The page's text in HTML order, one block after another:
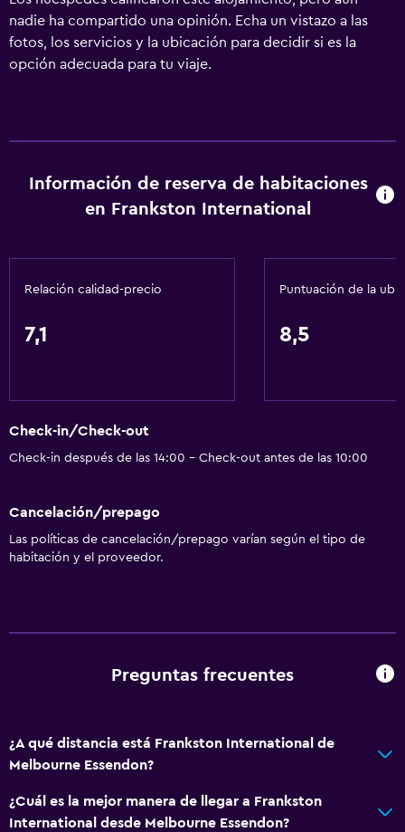
nadie ha compartido una opinión. Echa un vistazo a las
fotos, los servicios y la ubicación para decidir si es la
opción adecuada para tu viaje.
Información de reserva de habitaciones
en Frankston International
Relación calidad-precio
7,1
Puntuación de la
8,5
Check-in/Check-out
Check-in después de las 14:00 - Check-out antes de las 10:00
Cancelación/prepago
Las políticas de cancelación/prepago varían según el tipo de
habitación y el proveedor.
Preguntas frecuentes
¿A qué distancia está Frankston International de
Melbourne Essendon?
¿Cuál es la mejor manera de llegar a Frankston
International desde Melbourne Essendon?